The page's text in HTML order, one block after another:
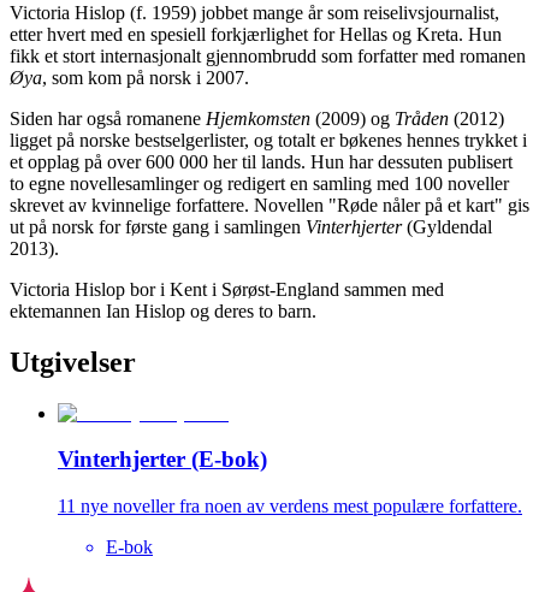
Victoria Hislop (f. 1959) jobbet mange år som reiselivsjournalist,
etter hvert med en spesiell forkjærlighet for Hellas og Kreta. Hun
fikk et stort internasjonalt gjennombrudd som forfatter med romanen
Øya, som kom på norsk i 2007.
Siden har også romanene Hjemkomsten (2009) og Tråden (2012)
ligget på norske bestselgerlister, og totalt er bøkenes hennes trykket i
et opplag på over 600 000 her til lands. Hun har dessuten publisert
to egne novellesamlinger og redigert en samling med 100 noveller
skrevet av kvinnelige forfattere. Novellen "Røde nåler på et kart" gis
ut på norsk for første gang i samlingen Vinterhjerter(Gyldendal
2013).
Victoria Hislop bor i Kent i Sørøst-England sammen med
ektemannen Ian Hislop og deres to barn.
Utgivelser
Vinterhjerter (E-bok)
11 nye noveller fra noen av verdens mest populære forfattere.
E-bok